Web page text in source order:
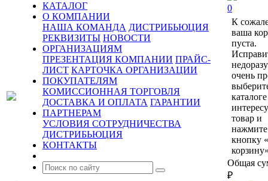
КАТАЛОГ
О КОМПАНИИ
НАША КОМАНДА ДИСТРИБЬЮЦИЯ
РЕКВИЗИТЫ НОВОСТИ
ОРГАНИЗАЦИЯМ
ПРЕЗЕНТАЦИЯ КОМПАНИИ ПРАЙС-
ЛИСТ КАРТОЧКА ОРГАНИЗАЦИИ
ПОКУПАТЕЛЯМ
КОМИССИОННАЯ ТОРГОВЛЯ
ДОСТАВКА И ОПЛАТА ГАРАНТИИ
ПАРТНЕРАМ
УСЛОВИЯ СОТРУДНИЧЕСТВА
ДИСТРИБЬЮЦИЯ
КОНТАКТЫ
0
К
ваша
пуста.
очень
каталоге
товар и
нажмите
кнопку
Общая
₽